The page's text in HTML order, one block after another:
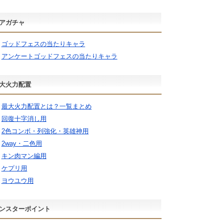
ガチャ
ゴッドフェスの当たりキャラ
アンケートゴッドフェスの当たりキャラ
火力配置
最大火力配置とは？一覧まとめ
回復十字消し用
2色コンボ・列強化・英雄神用
2way・二色用
キン肉マン編用
ケプリ用
ヨウユウ用
スターポイント